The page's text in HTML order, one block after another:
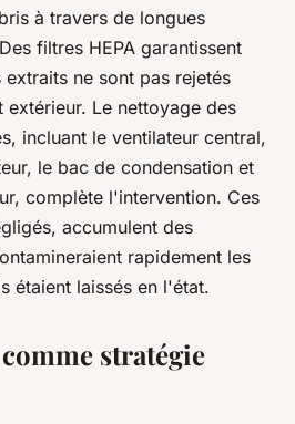
à travers de longues
filtres HEPA garantissent
ne sont pas rejetés
extérieur. Le nettoyage des
incluant le ventilateur central,
le bac de condensation et
complète l'intervention. Ces
accumulent des
rapidement les
étaient laissés en l'état.
stratégie